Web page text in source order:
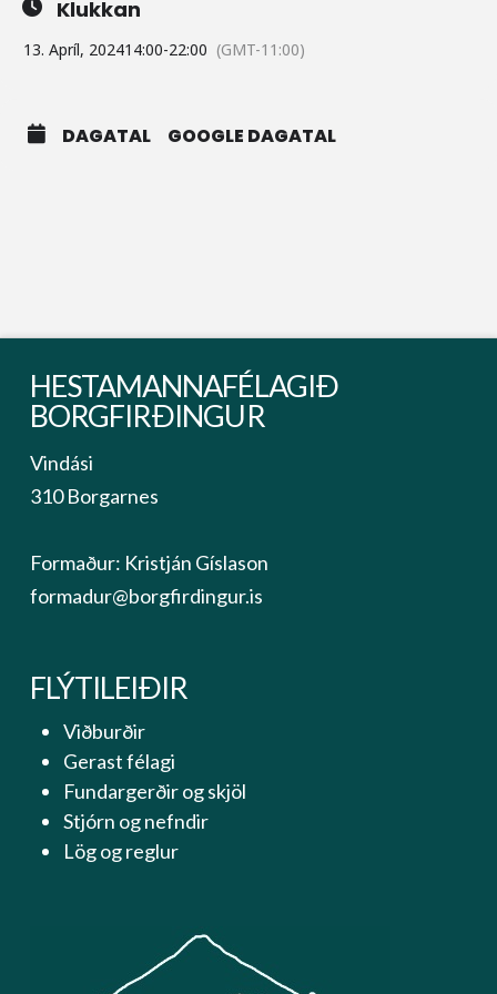
Klukkan
13. Apríl, 202414:00-22:00 (GMT-11:00)
DAGATAL GOOGLE DAGATAL
HESTAMANNAFÉLAGIÐ
BORGFIRÐINGUR
Vindási
310 Borgarnes
Formaður: Kristján Gíslason
formadur@borgfirdingur.is
FLÝTILEIÐIR
Viðburðir
Gerast félagi
Fundargerðir og skjöl
Stjórn og nefndir
Lög og reglur